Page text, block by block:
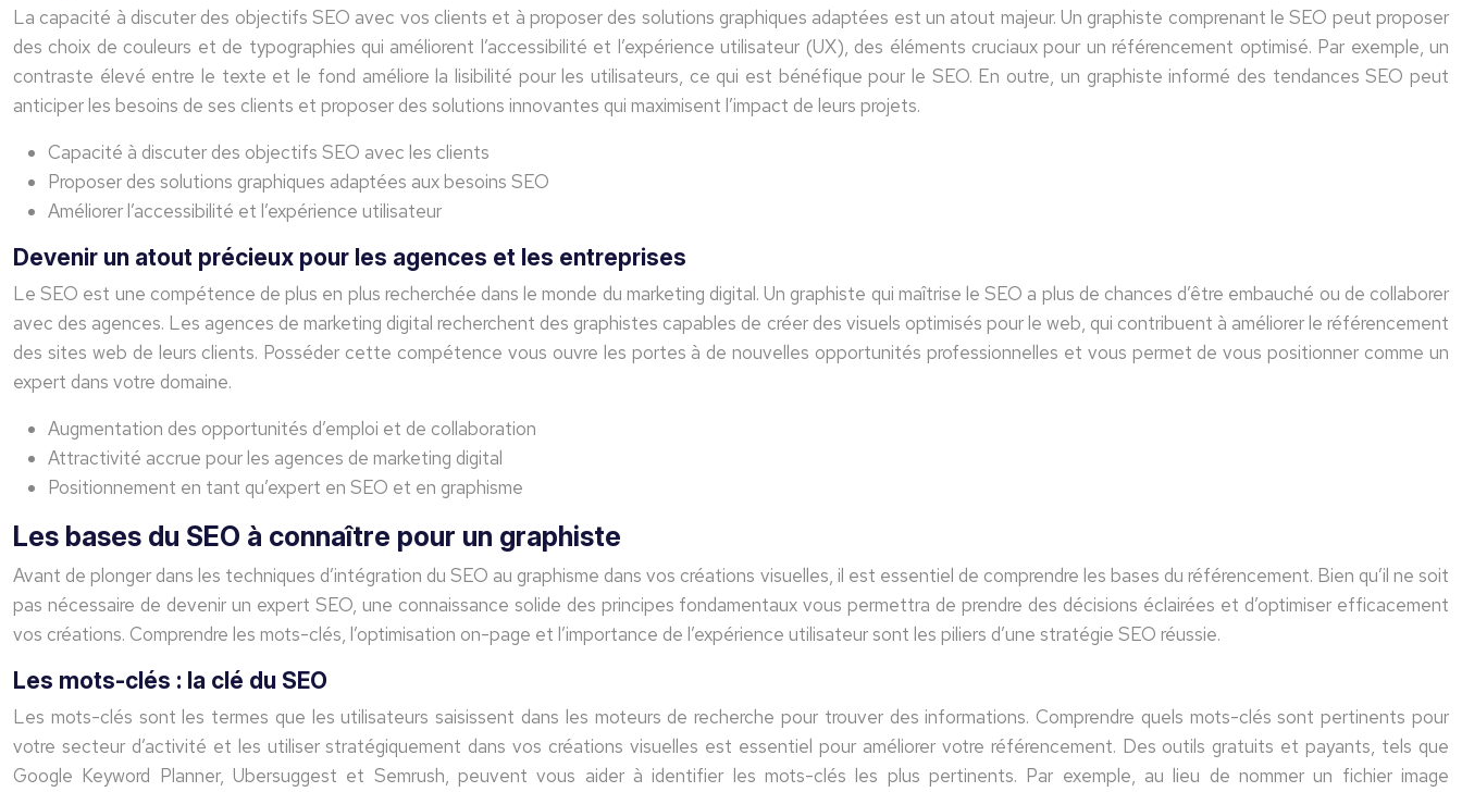
La capacité à discuter des objectifs SEO avec vos clients et à proposer des solutions graphiques adaptées est un atout majeur. Un graphiste comprenant le SEO peut proposer
des choix de couleurs et de typographies qui améliorent l’accessibilité et l’expérience utilisateur (UX), des éléments cruciaux pour un référencement optimisé. Par exemple, un
contraste élevé entre le texte et le fond améliore la lisibilité pour les utilisateurs, ce qui est bénéfique pour le SEO. En outre, un graphiste informé des tendances SEO peut
anticiper les besoins de ses clients et proposer des solutions innovantes qui maximisent l’impact de leurs projets.
Capacité à discuter des objectifs SEO avec les clients
Proposer des solutions graphiques adaptées aux besoins SEO
Améliorer l’accessibilité et l’expérience utilisateur
Devenir un atout précieux pour les agences et les entreprises
Le SEO est une compétence de plus en plus recherchée dans le monde du marketing digital. Un graphiste qui maîtrise le SEO a plus de chances d’être embauché ou de collaborer
avec des agences. Les agences de marketing digital recherchent des graphistes capables de créer des visuels optimisés pour le web, qui contribuent à améliorer le référencement
des sites web de leurs clients. Posséder cette compétence vous ouvre les portes à de nouvelles opportunités professionnelles et vous permet de vous positionner comme un
expert dans votre domaine.
Augmentation des opportunités d’emploi et de collaboration
Attractivité accrue pour les agences de marketing digital
Positionnement en tant qu’expert en SEO et en graphisme
Les bases du SEO à connaître pour un graphiste
Avant de plonger dans les techniques d’intégration du SEO au graphisme dans vos créations visuelles, il est essentiel de comprendre les bases du référencement. Bien qu’il ne soit
pas nécessaire de devenir un expert SEO, une connaissance solide des principes fondamentaux vous permettra de prendre des décisions éclairées et d’optimiser efficacement
vos créations. Comprendre les mots-clés, l’optimisation on-page et l’importance de l’expérience utilisateur sont les piliers d’une stratégie SEO réussie.
Les mots-clés : la clé du SEO
Les mots-clés sont les termes que les utilisateurs saisissent dans les moteurs de recherche pour trouver des informations. Comprendre quels mots-clés sont pertinents pour
votre secteur d’activité et les utiliser stratégiquement dans vos créations visuelles est essentiel pour améliorer votre référencement. Des outils gratuits et payants, tels que
Google Keyword Planner, Ubersuggest et Semrush, peuvent vous aider à identifier les mots-clés les plus pertinents. Par exemple, au lieu de nommer un fichier image